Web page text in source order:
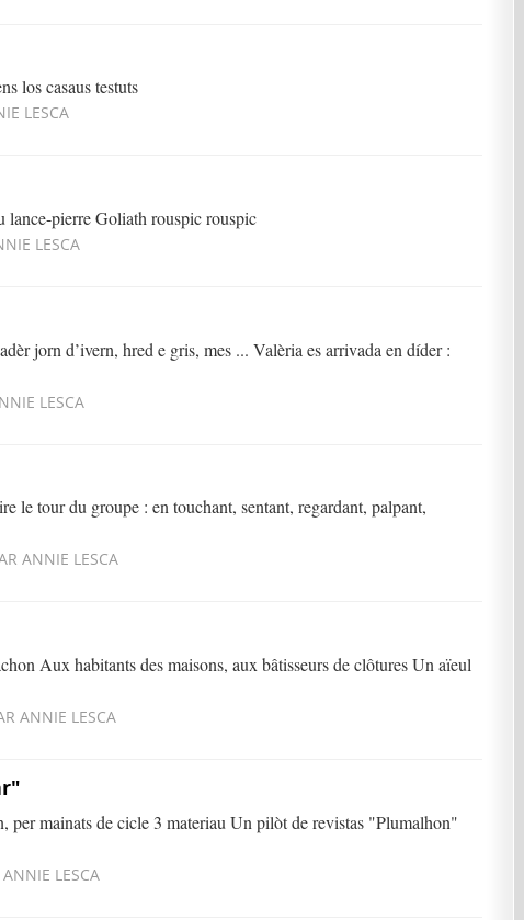
los casaus testuts
LESCA
pierre Goliath rouspic rouspic
LESCA
jorn d’ivern, hred e gris, mes ... Valèria es arrivada en díder :
LESCA
le tour du groupe : en touchant, sentant, regardant, palpant,
ANNIE LESCA
Aux habitants des maisons, aux bâtisseurs de clôtures Un aïeul
ANNIE LESCA
per mainats de cicle 3 materiau Un pilòt de revistas "Plumalhon"
LESCA